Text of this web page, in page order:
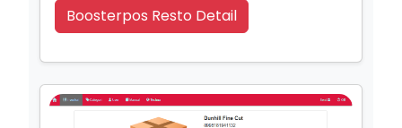
Boosterpos Resto Detail